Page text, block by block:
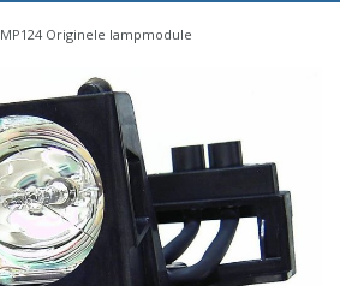
Originele lampmodule